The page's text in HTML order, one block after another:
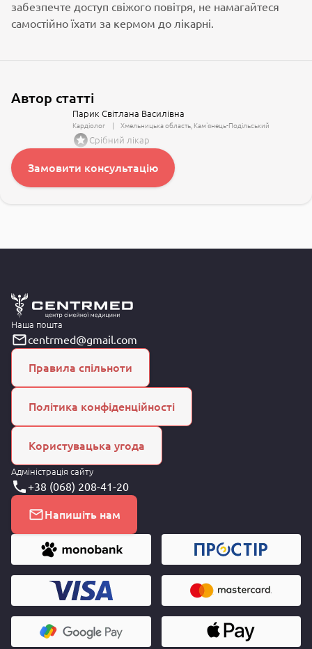
забезпечте доступ свіжого повітря, не намагайтеся
самостійно їхати за кермом до лікарні.
Автор статті
Парик Світлана Василівна
Кардіолог Хмельницька область Кам'янець-Подільський
Срібний лікар
Замовити консультацію
Наша пошта
centrmed@gmail.com
Правила спільноти
Політика конфіденційності
Користувацька угода
Адміністрація сайту
+38 (068) 208-41-20
Напишіть нам